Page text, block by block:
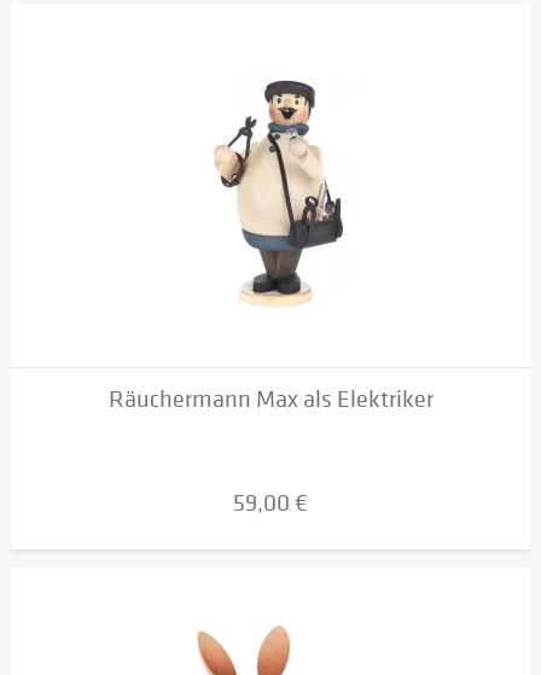
Räuchermann Max als Elektriker
59,00 €